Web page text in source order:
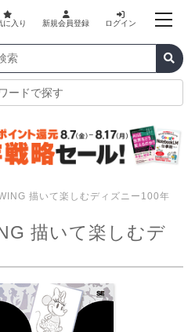
に入り 新規会員登録 ログイン
ードで探す
描いて楽しむディズニー100年
描いて楽しむデ